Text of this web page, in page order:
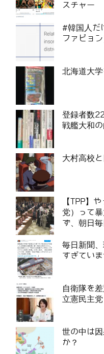
スチャー
#韓国人だ
ファビョン
北海道大
登録者数
戦艦大和
大村高校
【TPP】
党）って
ず、朝日
毎日新聞
すぎてい
自衛隊を
立憲民主
世の中は
か？